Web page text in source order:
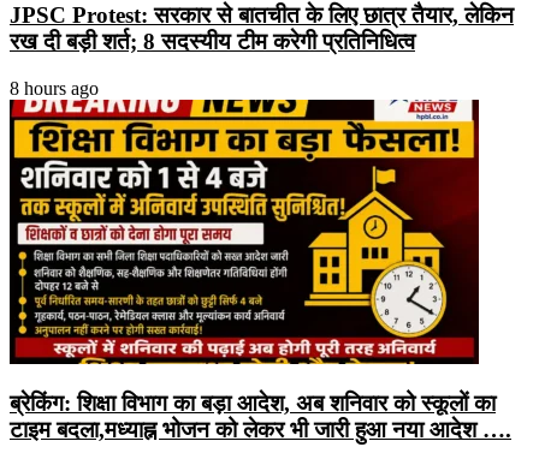
JPSC Protest: सरकार से बातचीत के लिए छात्र तैयार, लेकिन
रख दी बड़ी शर्त; 8 सदस्यीय टीम करेगी प्रतिनिधित्व
8 hours ago
ब्रेकिंग: शिक्षा विभाग का बड़ा आदेश, अब शनिवार को स्कूलों का
टाइम बदला,मध्याह्न भोजन को लेकर भी जारी हुआ नया आदेश ….